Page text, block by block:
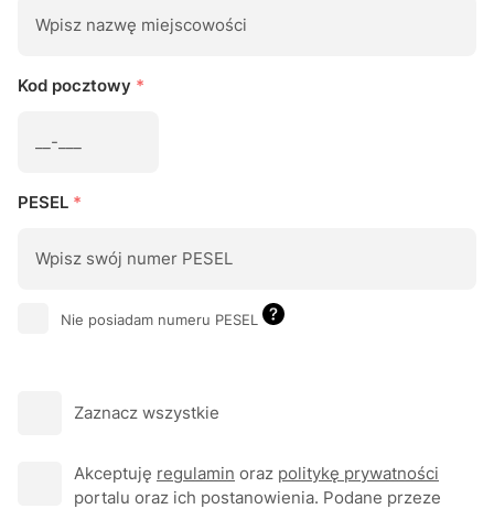
Kod pocztowy *
PESEL *
Nie posiadam numeru PESEL
Zaznacz wszystkie
Akceptuję regulamin oraz politykę prywatności
portalu oraz ich postanowienia. Podane przeze